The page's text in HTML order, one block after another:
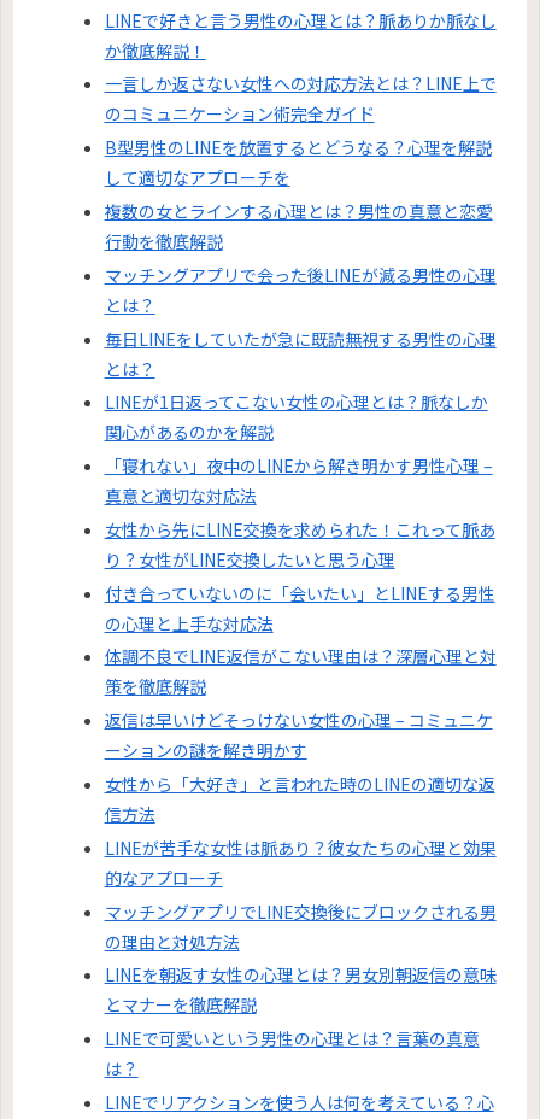
LINEで好きと言う男性の心理とは？脈ありか脈なし
か徹底解説！
一言しか返さない女性への対応方法とは？LINE上で
のコミュニケーション術完全ガイド
B型男性のLINEを放置するとどうなる？心理を解説
して適切なアプローチを
複数の女とラインする心理とは？男性の真意と恋愛
行動を徹底解説
マッチングアプリで会った後LINEが減る男性の心理
とは？
毎日LINEをしていたが急に既読無視する男性の心理
とは？
LINEが1日返ってこない女性の心理とは？脈なしか
関心があるのかを解説
「寝れない」夜中のLINEから解き明かす男性心理 –
真意と適切な対応法
女性から先にLINE交換を求められた！これって脈あ
り？女性がLINE交換したいと思う心理
付き合っていないのに「会いたい」とLINEする男性
の心理と上手な対応法
体調不良でLINE返信がこない理由は？深層心理と対
策を徹底解説
返信は早いけどそっけない女性の心理 – コミュニケ
ーションの謎を解き明かす
女性から「大好き」と言われた時のLINEの適切な返
信方法
LINEが苦手な女性は脈あり？彼女たちの心理と効果
的なアプローチ
マッチングアプリでLINE交換後にブロックされる男
の理由と対処方法
LINEを朝返す女性の心理とは？男女別朝返信の意味
とマナーを徹底解説
LINEで可愛いという男性の心理とは？言葉の真意
は？
LINEでリアクションを使う人は何を考えている？心